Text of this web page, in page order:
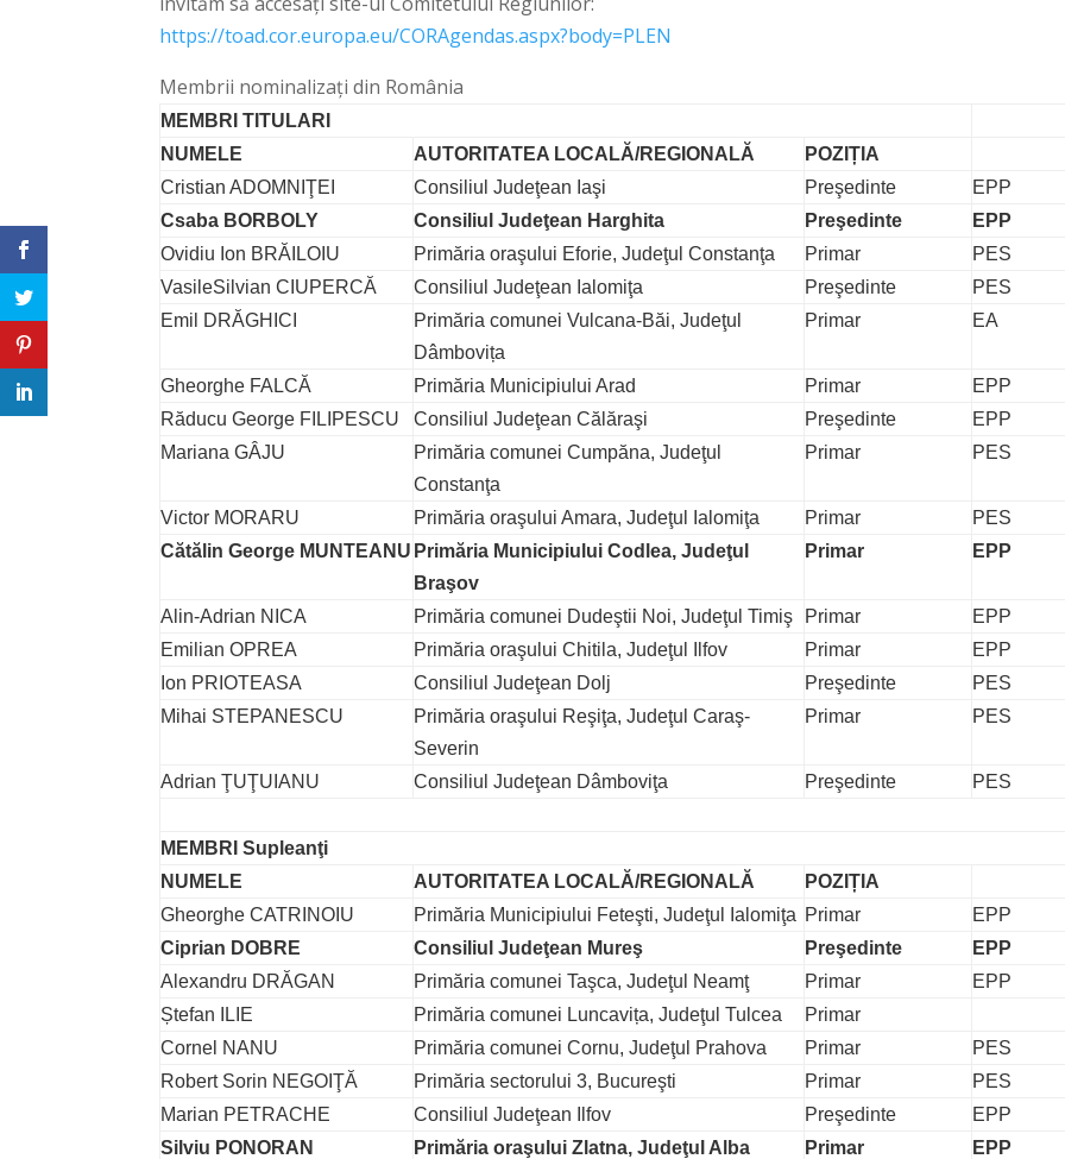
https://toad.cor.europa.eu/CORAgendas.aspx?body=PLEN
Membrii nominalizați din România
MEMBRI TITULARI
NUMELE
AUTORITATEA LOCALĂ/REGIONALĂ
POZIȚIA
Cristian ADOMNIŢEI
Consiliul Judeţean Iaşi Preşedinte
EPP
Csaba BORBOLY
Consiliul Judeţean Harghita Preşedinte
EPP
Ovidiu Ion BRĂILOIU
Primăria oraşului Eforie, Judeţul Constanţa Primar
PES
VasileSilvian CIUPERCĂ
Consiliul Judeţean Ialomiţa Preşedinte
PES
Emil DRĂGHICI
Primăria comunei Vulcana-Băi, Judeţul
Dâmbovița
Primar EA
Gheorghe FALCĂ Primăria Municipiului Arad Primar
EPP
Răducu George FILIPESCU
Consiliul Judeţean Călăraşi Preşedinte
EPP
Mariana GÂJU
Primăria comunei Cumpăna, Judeţul
Constanţa
Primar PES
Victor MORARU Primăria oraşului Amara, Judeţul Ialomiţa Primar
PES
Cătălin George MUNTEANU Primăria Municipiului Codlea, Judeţul
Braşov
Primar EPP
Alin-Adrian NICA Primăria comunei Dudeştii Noi, Judeţul Timiş Primar
EPP
Emilian OPREA
Primăria oraşului Chitila, Judeţul Ilfov Primar
EPP
Ion PRIOTEASA
Consiliul Judeţean Dolj Preşedinte
PES
Mihai STEPANESCU
Primăria oraşului Reşiţa, Judeţul Caraş-
Severin
Primar PES
Adrian ŢUŢUIANU Consiliul Judeţean Dâmboviţa Preşedinte PES
MEMBRI Supleanţi
NUMELE
AUTORITATEA LOCALĂ/REGIONALĂ
POZIȚIA
Gheorghe CATRINOIU
Primăria Municipiului Feteşti, Judeţul Ialomiţa Primar
EPP
Ciprian DOBRE
Consiliul Judeţean Mureş Preşedinte
EPP
Alexandru DRĂGAN
Primăria comunei Taşca, Judeţul Neamţ Primar
EPP
Ștefan ILIE
Primăria comunei Luncavița, Judeţul Tulcea
Primar
Cornel NANU
Primăria comunei Cornu, Judeţul Prahova Primar
PES
Robert Sorin NEGOIŢĂ
Primăria sectorului 3, Bucureşti Primar
PES
Marian PETRACHE
Consiliul Judeţean Ilfov Preşedinte
EPP
Silviu PONORAN
Primăria oraşului Zlatna, Judeţul Alba Primar
EPP